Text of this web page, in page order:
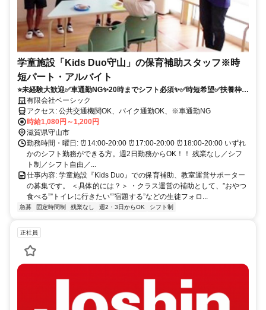
学童施設「Kids Duo守山」の保育補助スタッフ※時
短パート・アルバイト
⭐未経験大歓迎✅車通勤NG✨20時までシフト必須✨✅時短希望✅扶養枠内
希望歓迎！
有限会社ベーシック
アクセス: 公共交通機関OK、バイク通勤OK、※車通勤NG
時給1,080円～1,200円
滋賀県守山市
勤務時間・曜日: ⏰️14:00-20:00 ⏰️17:00-20:00 ⏰️18:00-20:00 いずれ
かのシフト勤務ができる方。週2日勤務からOK！！ 残業なし／シフ
ト制／シフト自由／...
仕事内容: 学童施設『Kids Duo』での保育補助、教室運営サポーター
の募集です。 ＜具体的には？＞ ・クラス運営の補助として、”おやつ
食べる””トイレに行きたい””宿題する”などの生徒フォロ...
急募 固定時間制 残業なし 週2・3日からOK シフト制
正社員